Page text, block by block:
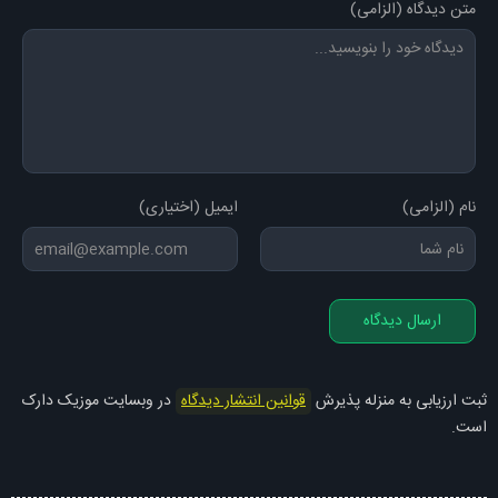
متن دیدگاه (الزامی)
نام (الزامی) ایمیل (اختیاری)
ارسال دیدگاه
ثبت ارزیابی به منزله پذیرش قوانین انتشار دیدگاه در وبسایت موزیک دارک
است.